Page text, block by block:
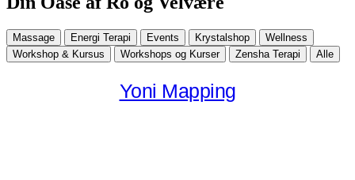
Massage Energi Terapi Events Krystalshop
Wellness
Workshop & Kursus
Workshops og Kurser Zensha Terapi Alle
Yoni Mapping